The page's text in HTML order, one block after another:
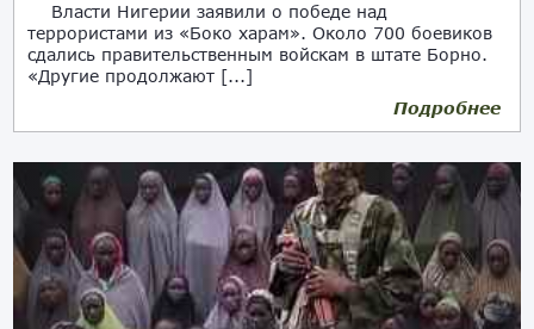
Власти Нигерии заявили о победе над
террористами из «Боко харам». Около 700 боевиков
сдались правительственным войскам в штате Борно.
«Другие продолжают [...]
Подробнее